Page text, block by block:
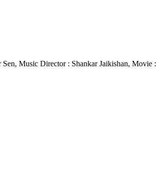
Music Director : Shankar Jaikishan, Movie :